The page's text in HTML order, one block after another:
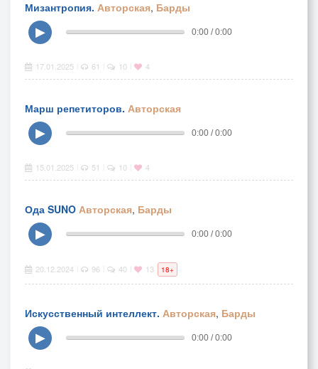
Мизантропия. Авторская, Барды
▶
0:00 / 0:00
17.01.2025 61 10 4
Марш репетиторов. Авторская
▶
0:00 / 0:00
15.01.2025 51 10 4
Ода SUNO Авторская, Барды
▶
0:00 / 0:00
20.12.2024 96 40 13 18+
Искусственный интеллект. Авторская, Барды
▶
0:00 / 0:00